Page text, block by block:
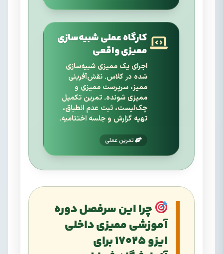
کارگاه عملی شبیه‌سازی
ممیزی واقعی
اجرای یک ممیزی شبیه‌سازی
شده در کلاس. نقش‌آفرینی
ممیز، سرپرست ممیزی و
ممیزی شونده. تمرین تکمیل
چک‌لیست، ثبت عدم انطباق،
تهیه گزارش و جلسه اختتامیه.
تمرین عملی
چرا این سرفصل دوره
آموزشی ممیزی داخلی
ایزو 17025 برای